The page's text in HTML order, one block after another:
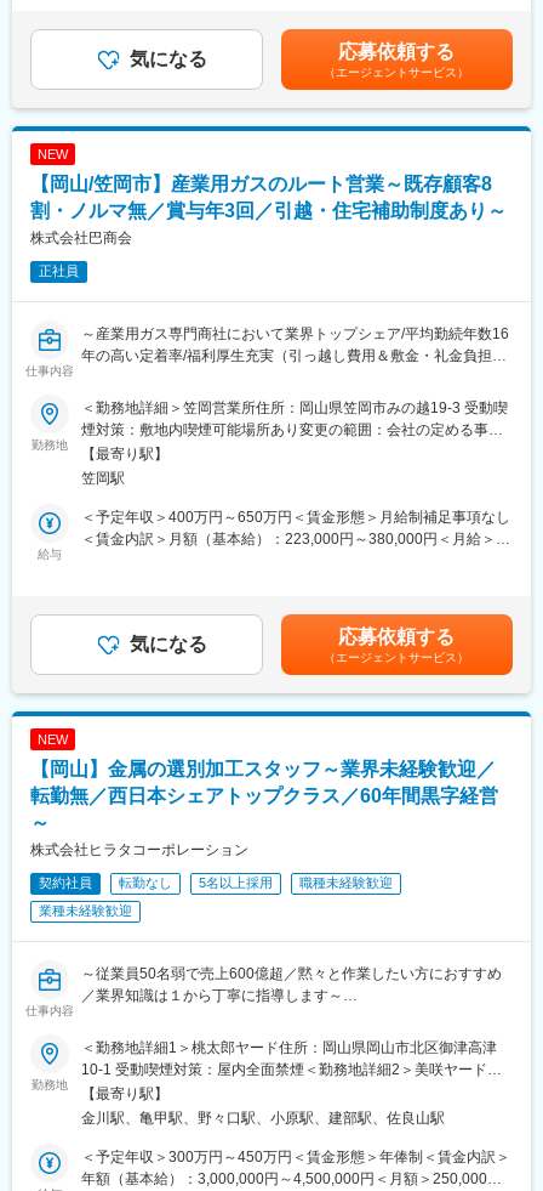
る古紙”をサービスとして提供しています。“ウェイストペーパ
を豊かにし、企業の活動を実り多きものとし、常に品質向上を追
求しています。また、沖縄をはじめとする国内から国外の都市へ
とビジネスを展開し、古紙を媒体に、世界で新たな可能性を見つ
けるため、新用途開発に挑戦し続けています。
変更の範囲：会社の定める業務
■仕事内容：
紙のリサイクルを行う工場設備のメンテナンス・保守・設備管理
工場設備の点検・保全・修繕対応
外部業者との折衝、工事立ち会い
新規事業プロジェクトへの参画
できる範囲から少しずつ業務をお任せしていきます。マンツーマ
ンで丁寧にお教えしますので、安心して働ける環境です。まずは
設備のメンテナンスなど、取り組みやすい業務からスタートし、
徐々に工場全体に関わる案件にも携わっていただきます。
ています。
る古紙”をサービスとして提供しています。“ウェイストペーパ
を豊かにし、企業の活動を実り多きものとし、常に品質向上を追
求しています。また、沖縄をはじめとする国内から国外の都市へ
とビジネスを展開し、古紙を媒体に、世界で新たな可能性を見つ
金額であり、選考を通じて上下する可能性があります。月給(月額)
は固定手当を含めた表記です。
気になる 応募依頼する
（エージェントサービス）
NEW
【岡山/笠岡市】産業用ガスのルート営業～既存顧客8
割・ノルマ無／賞与年3回／引越・住宅補助制度あり～
株式会社巴商会
正社員
仕事内容
～産業用ガス専門商社において業界トップシェア/平均勤続年数16
年の高い定着率/福利厚生充実（引っ越し費用＆敷金・礼金負担、
■ポジション概要：
∟本ポジションでは既存のお客様を中心に、ガスボンベの納品を
行ないながら、産業用ガスおよび関連商品の提案をお任せいたし
ます。
★お客様は既存顧客が8割。半導体/食品/自動車/医療機関/官公庁/
民間研究所など幅広く取引を行なっています。
＜1日の業務の流れ＞
前日までに届いた注文を確認。トラックにボンベを積み込み、担
↓
納品先の配達を終えた後は、その他のお客様先を訪問。
↓
17時頃に帰社後、回収したガスボンベの片付けや書類作成や仕訳
管理などの事務処理などをして18時頃に退社。
■魅力点：
・残業は10時間程度と、ワークライフバランスを整えられます。
・ノルマはなく、部署共通の目標と自身定めた目標を追っていく
を持っているため、お客様のニーズに合わせた幅広い提案が可能
です。
・専門的な商材知識については、ご入社後にOJTなどを通じて習
得いただきますので、ご安心ください！
＜特徴＞
・基本的にはグループで営業エリアが決まっており、経験に応じ
勤務地
＜勤務地詳細＞笠岡営業所住所：岡山県笠岡市みの越19-3 受動喫
煙対策：敷地内喫煙可能場所あり変更の範囲：会社の定める事業
所【最寄り駅】
笠岡駅
給与
＜予定年収＞400万円～650万円＜賃金形態＞月給制補足事項なし
＜賃金内訳＞月額（基本給）：223,000円～380,000円＜月給＞
家賃補助有り（法人契約・年齢制限無し）■引越サポート：入社や
転勤に合わせた転居費用を会社負担（引越代、アパート契約金）
賃金はあくまでも目安の金額であり、選考を通じて上下する可能
性があります。月給(月額)は固定手当を含めた表記です。
気になる 応募依頼する
（エージェントサービス）
NEW
【岡山】金属の選別加工スタッフ～業界未経験歓迎／
転勤無／西日本シェアトップクラス／60年間黒字経営
～
株式会社ヒラタコーポレーション
契約社員 転勤なし 5名以上採用
職種未経験歓迎
業種未経験歓迎
仕事内容
～従業員50名弱で売上600億超／黙々と作業したい方におすすめ
／業界知識は１から丁寧に指導します～
金属スクラップの卸売業を営む当社の工場にて、選別・加工スタ
ッフとして構内作業をお任せします。具体的には下記業務となり
ます。
・重機（ユンボやフォークリフトなど）を使用した商品の選別、
荷積み、荷降ろし
・金属などのガス切断、プラズマ切断
■業務の特徴：
勤務地
＜勤務地詳細1＞桃太郎ヤード住所：岡山県岡山市北区御津高津
10-1 受動喫煙対策：屋内全面禁煙＜勤務地詳細2＞美咲ヤード住
所：岡山県久米郡美咲町原田3165 勤務地最寄駅：津山駅受動喫煙
対策：屋内全面禁煙変更の範囲：会社の定める事業所
【最寄り駅】
金川駅、亀甲駅、野々口駅、小原駅、建部駅、佐良山駅
＜予定年収＞300万円～450万円＜賃金形態＞年俸制＜賃金内訳＞
年額（基本給）：3,000,000円～4,500,000円＜月額＞250,000円